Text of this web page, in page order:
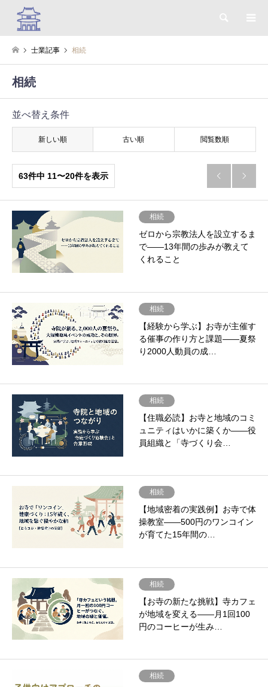
士業記事 相続
相続
並べ替え条件
新しい順 古い順 閲覧数順
63件中 11〜20件を表示  
相続
ゼロから宗教法人を設立するま
で——13年間の歩みが教えて
くれること
相続
【経験から学ぶ】お寺が主催す
る催事の作り方と課題――夏祭
り2000人動員の成…
相続
【住職必読】お寺と地域のコミ
ュニティはいかに築くか――役
員組織と「寺づくり会…
相続
【地域密着の実践例】お寺で体
操教室――500円のワンコイン
が育てた15年間の…
相続
【お寺の新たな挑戦】寺カフェ
が地域を変える――月1回100
円のコーヒーが生み…
相続